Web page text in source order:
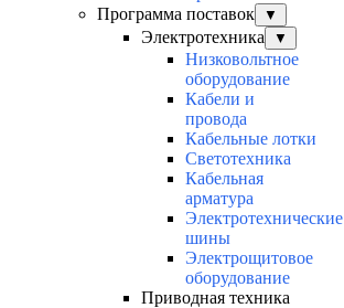
Программа поставок
▼
Электротехника ▼
Низковольтное
оборудование
Кабели и
провода
Кабельные лотки
Светотехника
Кабельная
арматура
Электротехнические
шины
Электрощитовое
оборудование
Приводная техника